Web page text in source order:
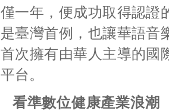
僅一年，便成功取得認證
是臺灣首例，也讓華語音
首次擁有由華人主導的國
平台。
看準數位健康產業浪